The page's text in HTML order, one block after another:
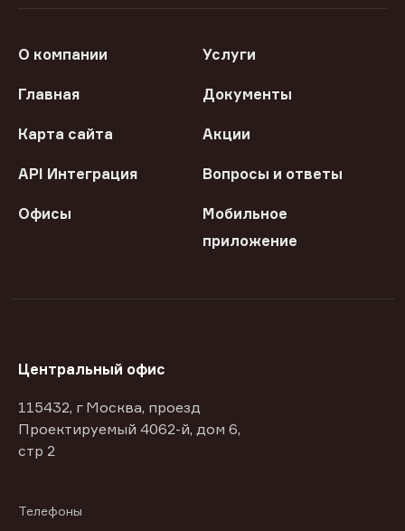
О компании Услуги
Главная Документы
Карта сайта Акции
API Интеграция Вопросы и ответы
Офисы
Мобильное
приложение
Центральный офис
115432, г Москва, проезд
Проектируемый 4062-й, дом 6,
стр 2
Телефоны